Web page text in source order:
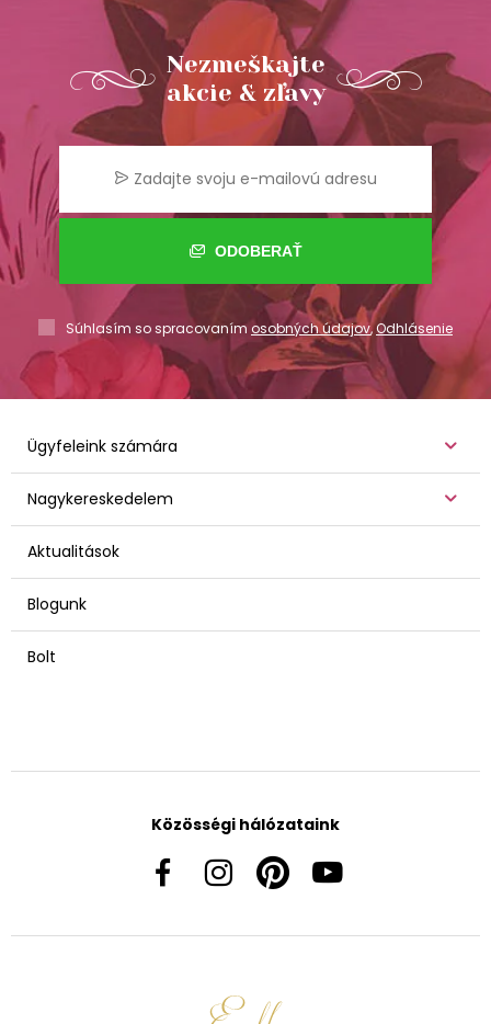
Nezmeškajte
akcie & zľavy
ODOBERAŤ
Súhlasím so spracovaním osobných údajov,Odhlásenie
Ügyfeleink számára
Nagykereskedelem
Aktualitások
Blogunk
Bolt
Közösségi hálózataink